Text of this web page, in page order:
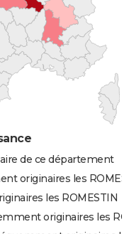
de ce département
originaires les
les ROMESTIN
originaires les